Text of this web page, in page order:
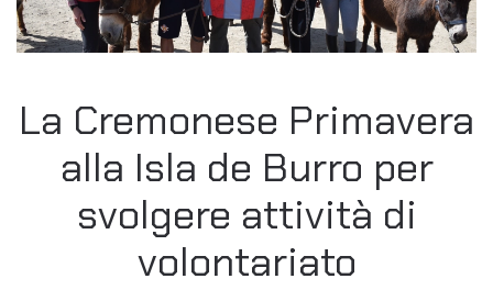
La Cremonese Primavera
alla Isla de Burro per
svolgere attività di
volontariato